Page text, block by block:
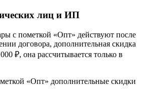
лиц и ИП
с пометкой «Опт» действуют после
договора, дополнительная скидка
₽, она рассчитывается только в
«Опт» дополнительные скидки